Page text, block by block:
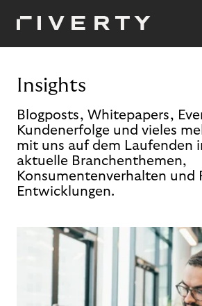
Insights
Blogposts, Whitepapers,
Kundenerfolge und vieles
mit uns auf dem Laufenden
aktuelle Branchenthemen,
Konsumentenverhalten und
Entwicklungen.